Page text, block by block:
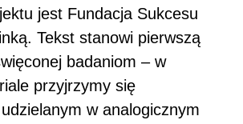
jest Fundacja Sukcesu
Tekst stanowi pierwszą
badaniom – w
przyjrzymy się
w analogicznym